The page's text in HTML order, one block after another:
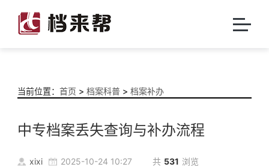
当前位置： 首页 > 档案科普> 档案补办
中专档案丢失查询与补办流程
xixi 2025-10-24 10:27 共 531 浏览